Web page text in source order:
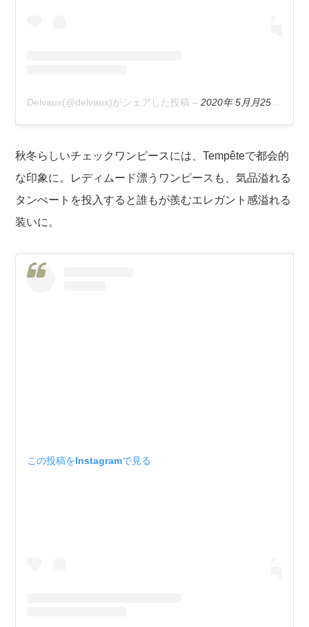
Delvaux(@delvaux)がシェアした投稿 –2020年 5月月25日午前9時23分PDT
秋冬らしいチェックワンピースには、Tempêteで都会的
な印象に。レディムード漂うワンピースも、気品溢れる
タンぺートを投入すると誰もが羨むエレガント感溢れる
装いに。
この投稿をInstagramで見る